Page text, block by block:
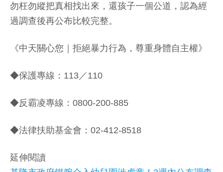
勿枉勿縱把真相找出來，還孩子一個公道，認為經
過調查後再公布比較完整。
《中天關心您｜拒絕暴力行為，尊重身體自主權》
◆保護專線：113／110
◆反霸凌專線：0800-200-885
◆法律扶助基金會：02-412-8518
延伸閱讀